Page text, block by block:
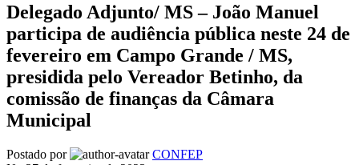
Delegado Adjunto/ MS – João Manuel
participa de audiência pública neste 24 de
fevereiro em Campo Grande / MS,
presidida pelo Vereador Betinho, da
comissão de finanças da Câmara
Municipal
Postado por
CONFEP